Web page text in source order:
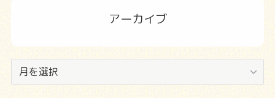
アーカイブ
ー